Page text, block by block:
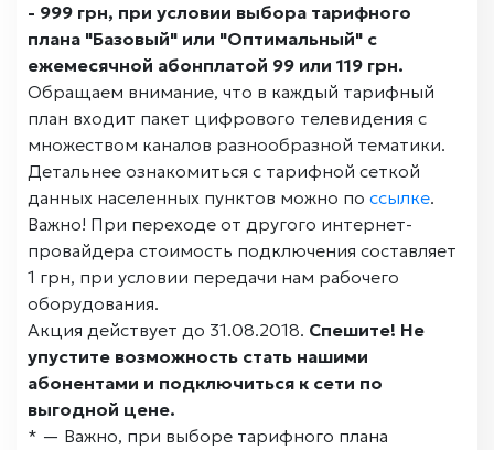
- 999 грн, при условии выбора тарифного
плана "Базовый" или "Оптимальный" с
ежемесячной абонплатой 99 или 119 грн.
Обращаем внимание, что в каждый тарифный
план входит пакет цифрового телевидения с
множеством каналов разнообразной тематики.
Детальнее ознакомиться с тарифной сеткой
данных населенных пунктов можно по ссылке.
Важно! При переходе от другого интернет-
провайдера стоимость подключения составляет
1 грн, при условии передачи нам рабочего
оборудования.
Акция действует до 31.08.2018. Спешите! Не
упустите возможность стать нашими
абонентами и подключиться к сети по
выгодной цене.
* — Важно, при выборе тарифного плана